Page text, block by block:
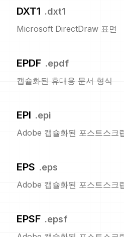
DXT1 .dxt1
Microsoft DirectDraw 표면
EPDF .epdf
캡슐화된 휴대용 문서 형식
EPI .epi
Adobe 캡슐화된 포스트스크
EPS .eps
Adobe 캡슐화된 포스트스크
EPSF .epsf